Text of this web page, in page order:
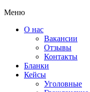
Меню
О нас
Вакансии
Отзывы
Контакты
Бланки
Кейсы
Уголовные